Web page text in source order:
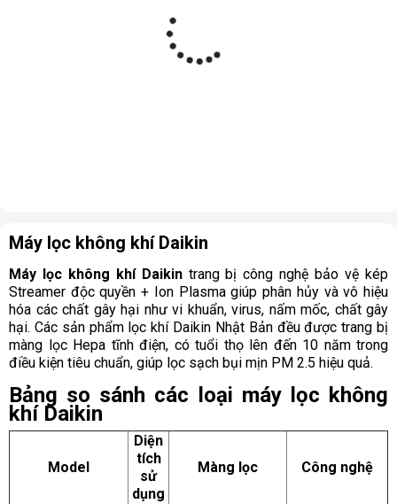
Máy lọc không khí Daikin
Máy lọc không khí Daikintrang bị công nghệ bảo vệ kép
Streamer độc quyền + Ion Plasma giúp phân hủy và vô hiệu
hóa các chất gây hại như vi khuẩn, virus, nấm mốc, chất gây
hại. Các sản phẩm lọc khí Daikin Nhật Bản đều được trang bị
màng lọc Hepa tĩnh điện, có tuổi thọ lên đến 10 năm trong
điều kiện tiêu chuẩn, giúp lọc sạch bụi mịn PM 2.5 hiệu quả.
Bảng so sánh các loại máy lọc không
khí Daikin
Model
Diện
tích
sử
dụng
Màng lọc Công nghệ